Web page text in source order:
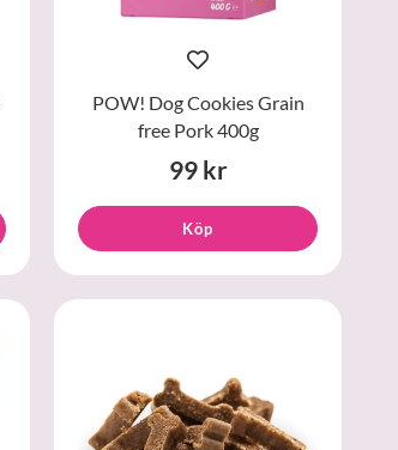
POW! Dog Cookies Grain
free Pork 400g
99 kr
Köp